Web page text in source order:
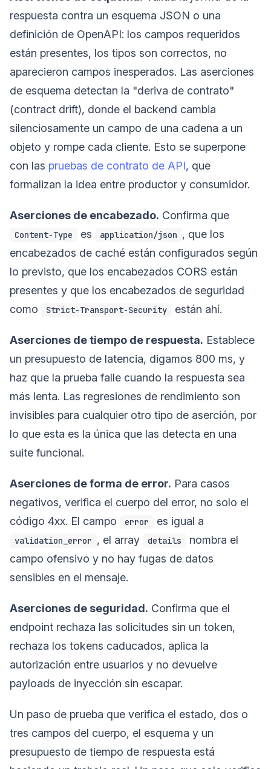
respuesta contra un esquema JSON o una
definición de OpenAPI: los campos requeridos
están presentes, los tipos son correctos, no
aparecieron campos inesperados. Las aserciones
de esquema detectan la "deriva de contrato"
(contract drift), donde el backend cambia
silenciosamente un campo de una cadena a un
objeto y rompe cada cliente. Esto se superpone
con las pruebas de contrato de API, que
formalizan la idea entre productor y consumidor.
Aserciones de encabezado. Confirma que
Content-Type es application/json , que los
encabezados de caché están configurados según
lo previsto, que los encabezados CORS están
presentes y que los encabezados de seguridad
como
Strict-Transport-Security están ahí.
Aserciones de tiempo de respuesta. Establece
un presupuesto de latencia, digamos 800 ms, y
haz que la prueba falle cuando la respuesta sea
más lenta. Las regresiones de rendimiento son
invisibles para cualquier otro tipo de aserción, por
lo que esta es la única que las detecta en una
suite funcional.
Aserciones de forma de error. Para casos
negativos, verifica el cuerpo del error, no solo el
código 4xx. El campo
error es igual a
validation_error , el array details
nombra el
campo ofensivo y no hay fugas de datos
sensibles en el mensaje.
Aserciones de seguridad. Confirma que el
endpoint rechaza las solicitudes sin un token,
rechaza los tokens caducados, aplica la
autorización entre usuarios y no devuelve
payloads de inyección sin escapar.
Un paso de prueba que verifica el estado, dos o
tres campos del cuerpo, el esquema y un
presupuesto de tiempo de respuesta está